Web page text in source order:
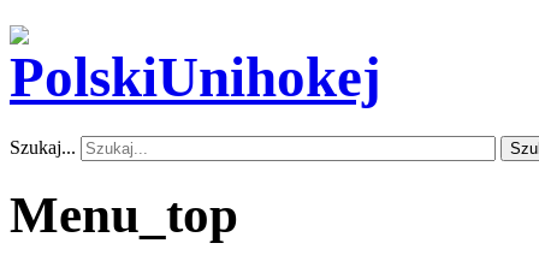
Szukaj...
Menu_top